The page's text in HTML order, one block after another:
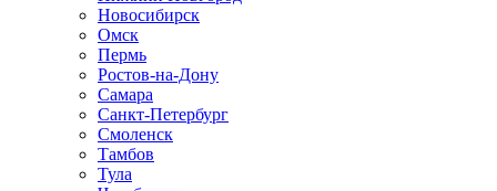
Новосибирск
Омск
Пермь
Ростов-на-Дону
Самара
Санкт-Петербург
Смоленск
Тамбов
Тула